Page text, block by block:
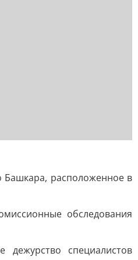
Башкара, расположенное в
обследования
дежурство специалистов